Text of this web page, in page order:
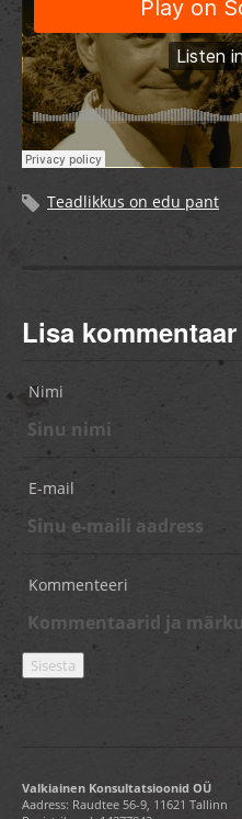
Teadlikkus on edu pant
Lisa kommentaar
Nimi
E-mail
Kommenteeri
Valkiainen Konsultatsioonid OÜ
Aadress: Raudtee 56-9, 11621 Tallinn